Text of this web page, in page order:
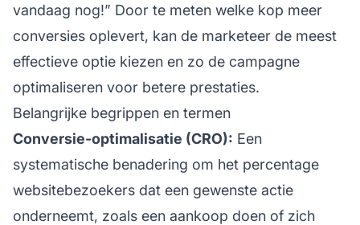
vandaag nog!” Door te meten welke kop meer
conversies oplevert, kan de marketeer de meest
effectieve optie kiezen en zo de campagne
optimaliseren voor betere prestaties.
Belangrijke begrippen en termen
Conversie-optimalisatie (CRO): Een
systematische benadering om het percentage
websitebezoekers dat een gewenste actie
onderneemt, zoals een aankoop doen of zich